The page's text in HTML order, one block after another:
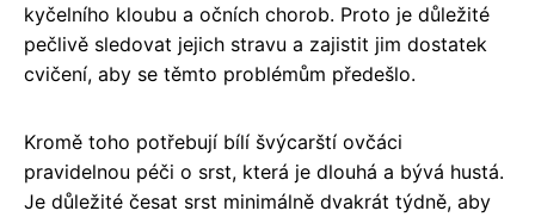
kyčelního kloubu a očních chorob. Proto je důležité
pečlivě sledovat jejich stravu a zajistit jim dostatek
cvičení, aby se těmto problémům předešlo.
Kromě toho potřebují bílí švýcarští ovčáci
pravidelnou péči o srst, která je dlouhá a bývá hustá.
Je důležité česat srst minimálně dvakrát týdně, aby